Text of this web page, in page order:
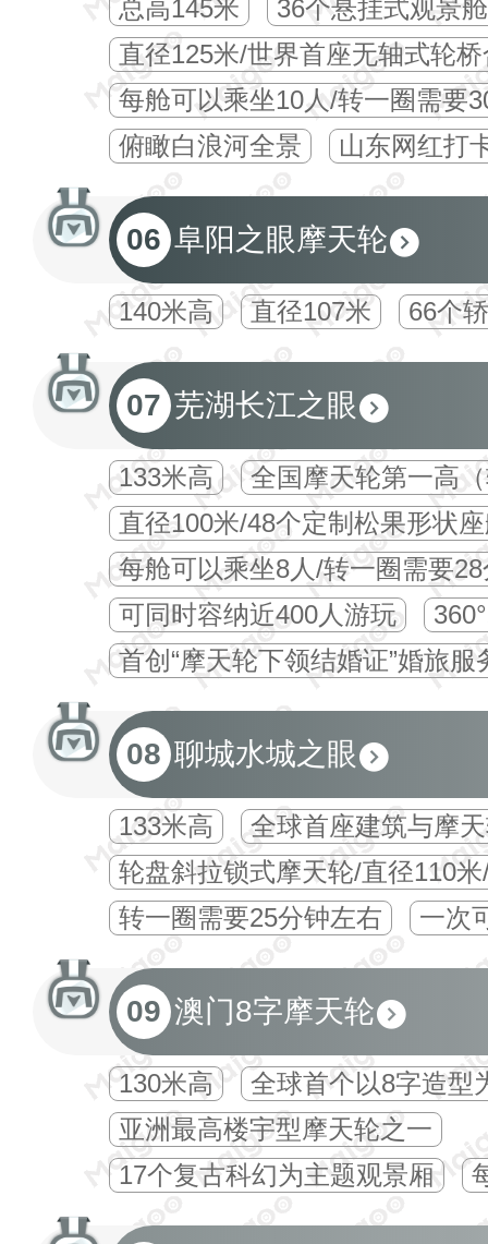
总高145米
36个悬挂式观景舱
直径125米/世界首座无轴式轮
每舱可以乘坐10人/转一圈需要
俯瞰白浪河全景
山东网红打
06 阜阳之眼摩天轮
140米高 直径107米 66个
07 芜湖长江之眼
133米高
全国摩天轮第一高
直径100米/48个定制松果形状
每舱可以乘坐8人/转一圈需要
可同时容纳近400人游玩
首创“摩天轮下领结婚证”婚旅服
08 聊城水城之眼
133米高
全球首座建筑与摩
轮盘斜拉锁式摩天轮/直径110
转一圈需要25分钟左右
一次
09 澳门8字摩天轮
130米高
全球首个以8字造型
亚洲最高楼宇型摩天轮之一
17个复古科幻为主题观景厢